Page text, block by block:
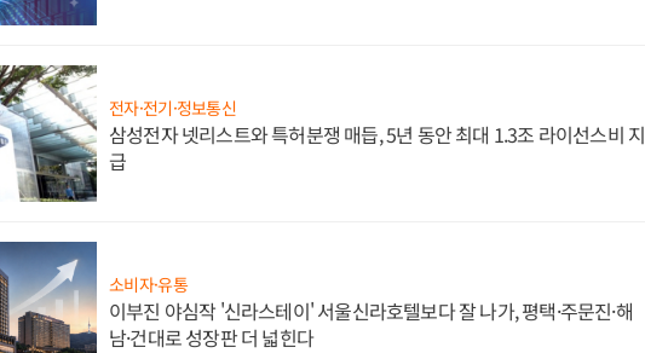
전자·전기·정보통신
삼성전자 넷리스트와 특허분쟁 매듭, 5년 동안 최대 1.3조 라이선스비 지
급
소비자·유통
이부진 야심작 '신라스테이' 서울신라호텔보다 잘 나가, 평택·주문진·해
남·건대로 성장판 더 넓힌다